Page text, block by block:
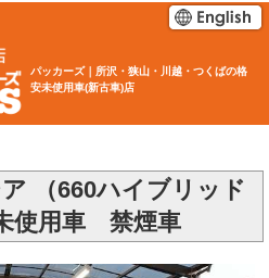
パッカーズ｜所沢・狭山・川越・つくばの格
安未使用車(新古車)店
（660ハイブリッド
使用車 禁煙車